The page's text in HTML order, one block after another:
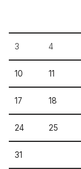
3 4
10 11
17 18
24 25
31